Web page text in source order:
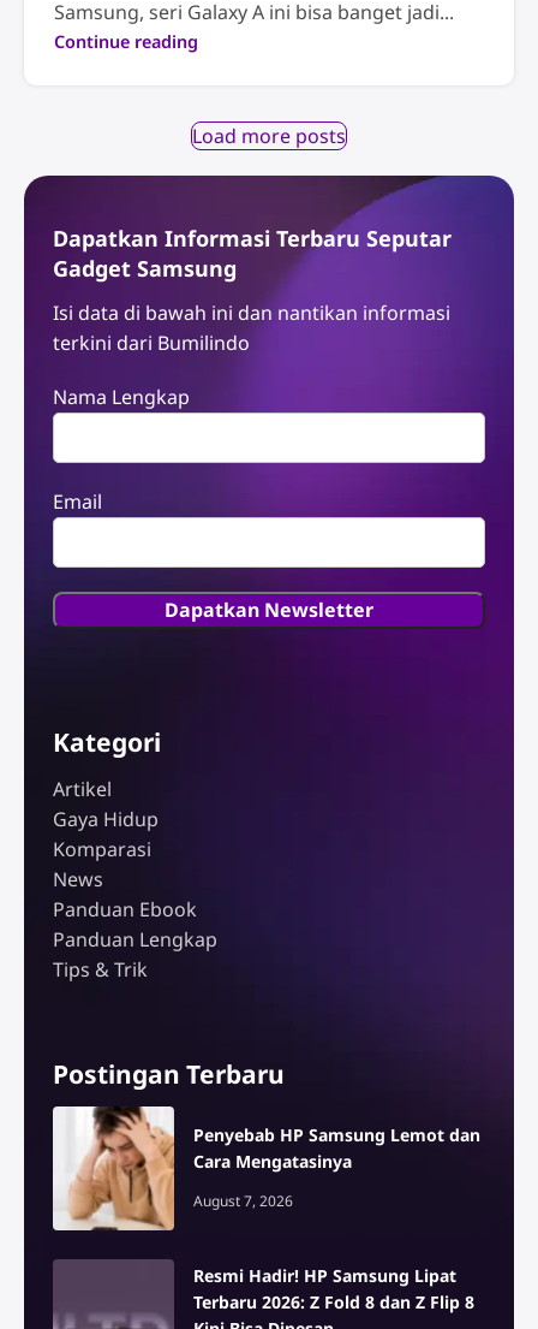
Samsung, seri Galaxy A ini bisa banget jadi...
Continue reading
Load more posts
Dapatkan Informasi Terbaru Seputar
Gadget Samsung
Isi data di bawah ini dan nantikan informasi
terkini dari Bumilindo
Nama Lengkap
Email
Kategori
Artikel
Gaya Hidup
Komparasi
News
Panduan Ebook
Panduan Lengkap
Tips & Trik
Postingan Terbaru
Penyebab HP Samsung Lemot dan
Cara Mengatasinya
August 7, 2026
Resmi Hadir! HP Samsung Lipat
Terbaru 2026: Z Fold 8 dan Z Flip 8